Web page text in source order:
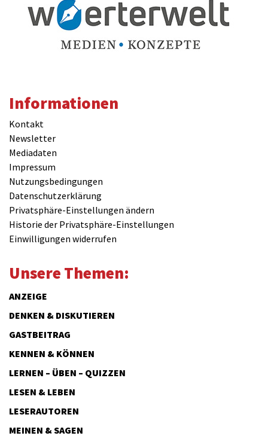
Informationen
Kontakt
Newsletter
Mediadaten
Impressum
Nutzungsbedingungen
Datenschutzerklärung
Privatsphäre-Einstellungen ändern
Historie der Privatsphäre-Einstellungen
Einwilligungen widerrufen
Unsere Themen:
ANZEIGE
DENKEN & DISKUTIEREN
GASTBEITRAG
KENNEN & KÖNNEN
LERNEN – ÜBEN – QUIZZEN
LESEN & LEBEN
LESERAUTOREN
MEINEN & SAGEN